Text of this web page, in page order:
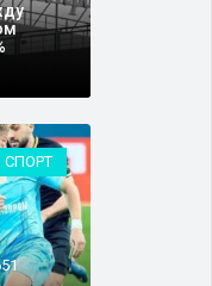
СПОРТ